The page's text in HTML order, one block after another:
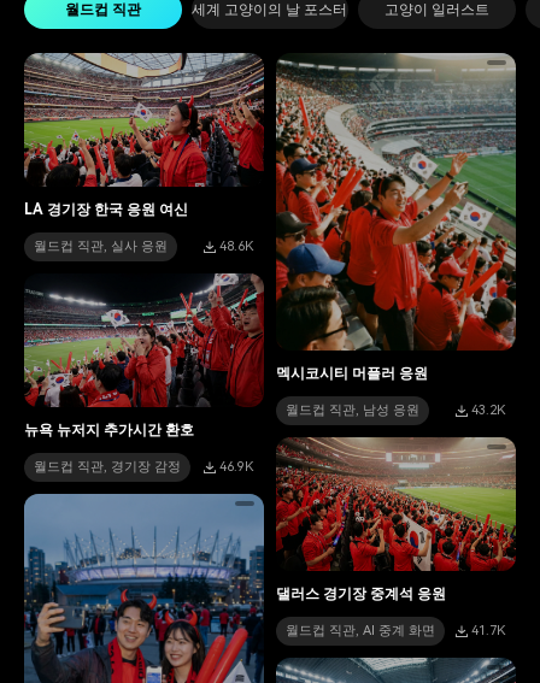
월드컵 직관 세계 고양이의 날 포스터 고양이 일러스트
LA 경기장 한국 응원 여신
월드컵 직관, 실사 응원 48.6K
멕시코시티 머플러 응원
월드컵 직관, 남성 응원 43.2K
뉴욕 뉴저지 추가시간 환호
월드컵 직관, 경기장 감정 46.9K
댈러스 경기장 중계석 응원
월드컵 직관, AI 중계 화면 41.7K